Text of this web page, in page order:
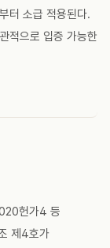
터 소급 적용된다.
적으로 입증 가능한
헌가4 등
제4호가